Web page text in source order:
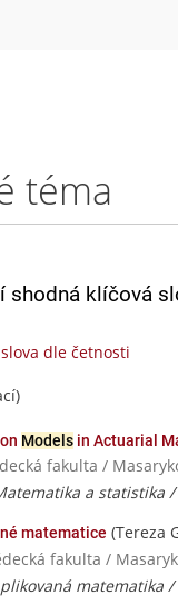
téma
shodná klíčová
dle četnosti
Models in Actuarial
fakulta /
a statistika
matematice (Tereza
fakulta /
matematika